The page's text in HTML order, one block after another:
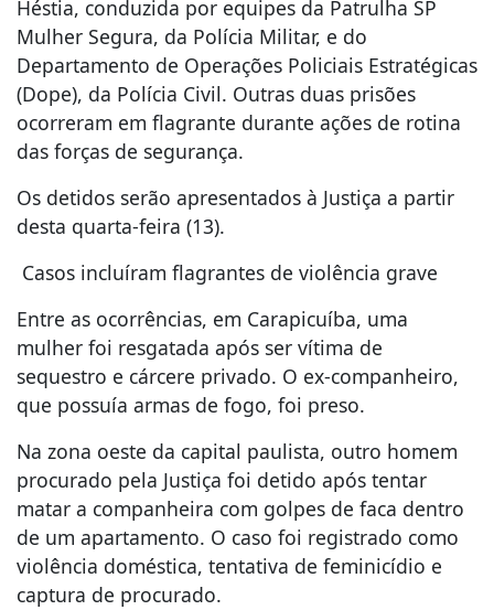
Héstia, conduzida por equipes da Patrulha SP
Mulher Segura, da Polícia Militar, e do
Departamento de Operações Policiais Estratégicas
(Dope), da Polícia Civil. Outras duas prisões
ocorreram em flagrante durante ações de rotina
das forças de segurança.
Os detidos serão apresentados à Justiça a partir
desta quarta-feira (13).
Casos incluíram flagrantes de violência grave
Entre as ocorrências, em Carapicuíba, uma
mulher foi resgatada após ser vítima de
sequestro e cárcere privado. O ex-companheiro,
que possuía armas de fogo, foi preso.
Na zona oeste da capital paulista, outro homem
procurado pela Justiça foi detido após tentar
matar a companheira com golpes de faca dentro
de um apartamento. O caso foi registrado como
violência doméstica, tentativa de feminicídio e
captura de procurado.